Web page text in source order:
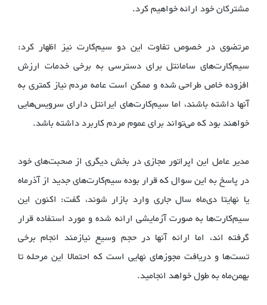
مشترکان خود ارائه خواهیم کرد.
مرتضوی در خصوص تفاوت این دو سیم‌کارت نیز اظهار کرد:
سیم‌کارت‌های سامانتل برای دسترسی به برخی خدمات ارزش
افزوده خاص طراحی شده و ممکن است عامه مردم نیاز کمتری به
آنها داشته باشند، اما سیم‌کارت‌های ایرانتل دارای سرویس‌هایی
خواهند بود که می‌تواند برای عموم مردم کاربرد داشته باشد.
مدیر عامل این اپراتور مجازی در بخش دیگری از صحبت‌های خود
در پاسخ به این سوال که قرار بوده سیم‌کارت‌های جدید از آذرماه
یا نهایتا دی‌ماه سال جاری وارد بازار شوند، گفت: اکنون این
سیم‌کارت‌ها به صورت آزمایشی ارائه شده و مورد استفاده قرار
گرفته اند، اما ارائه آنها در حجم وسیع نیازمند انجام برخی
تست‌ها و دریافت مجوزهای نهایی است که احتمالا این مرحله تا
بهمن‌ماه به طول خواهد انجامید.